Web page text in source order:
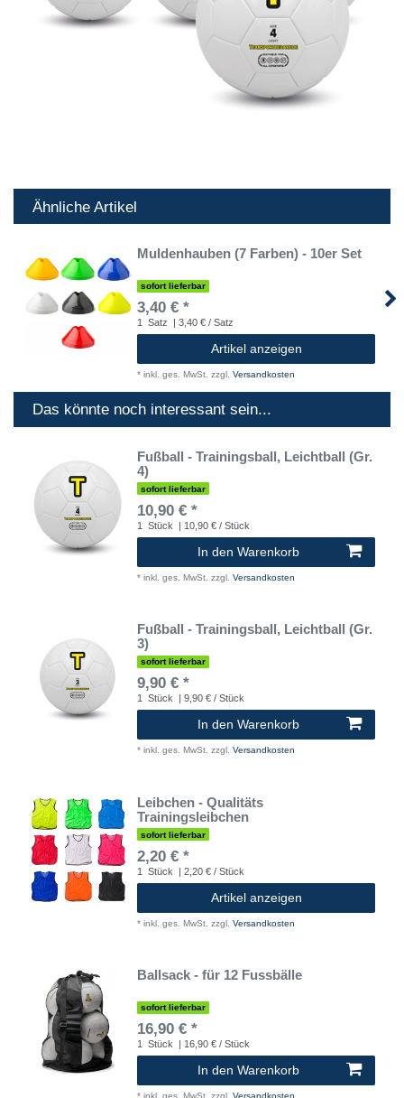
Ähnliche Artikel
Muldenhauben (7 Farben) - 10er Set
sofort lieferbar
3,40 € *
1 Satz | 3,40 € / Satz
Artikel anzeigen
* inkl. ges. MwSt. zzgl. Versandkosten
Das könnte noch interessant sein...
Fußball - Trainingsball, Leichtball (Gr.
4)
sofort lieferbar
10,90 € *
1 Stück | 10,90 € / Stück
In den Warenkorb
* inkl. ges. MwSt. zzgl. Versandkosten
Fußball - Trainingsball, Leichtball (Gr.
3)
sofort lieferbar
9,90 € *
1 Stück | 9,90 € / Stück
In den Warenkorb
* inkl. ges. MwSt. zzgl. Versandkosten
Leibchen - Qualitäts
Trainingsleibchen
sofort lieferbar
2,20 € *
1 Stück | 2,20 € / Stück
Artikel anzeigen
* inkl. ges. MwSt. zzgl. Versandkosten
Ballsack - für 12 Fussbälle
sofort lieferbar
16,90 € *
1 Stück | 16,90 € / Stück
In den Warenkorb